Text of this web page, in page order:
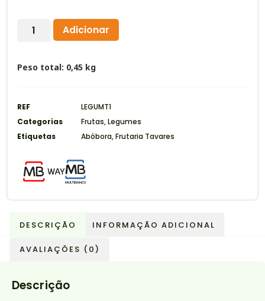
Adicionar
Peso total: 0,45 kg
REF
LEGUMT1
Categorias
Frutas,Legumes
Etiquetas
Abóbora,Frutaria Tavares
DESCRIÇÃO INFORMAÇÃO ADICIONAL
AVALIAÇÕES (0)
Descrição